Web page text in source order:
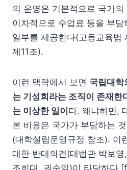
의 운영은 기본적으로 국가
이차적으로 수업료 등을 부
일부를 제공한다(고등교육법
제11조).
이런 맥락에서 보면 국립대학
는 기성회라는 조직이 존재한
는 이상한 일이다. 왜냐하면,
본 비용은 국가가 부담하는
(대학설립운영규정 참조). 이
대한 반대의견(대법관 박보
조희대, 권순일)이 타당하다